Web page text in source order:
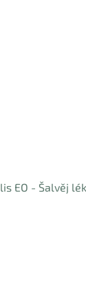
EO - Šalvěj